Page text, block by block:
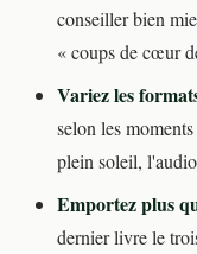
conseiller bien
« coups de cœur
Variez les
selon les
plein soleil,
Emportez plus
dernier livre le